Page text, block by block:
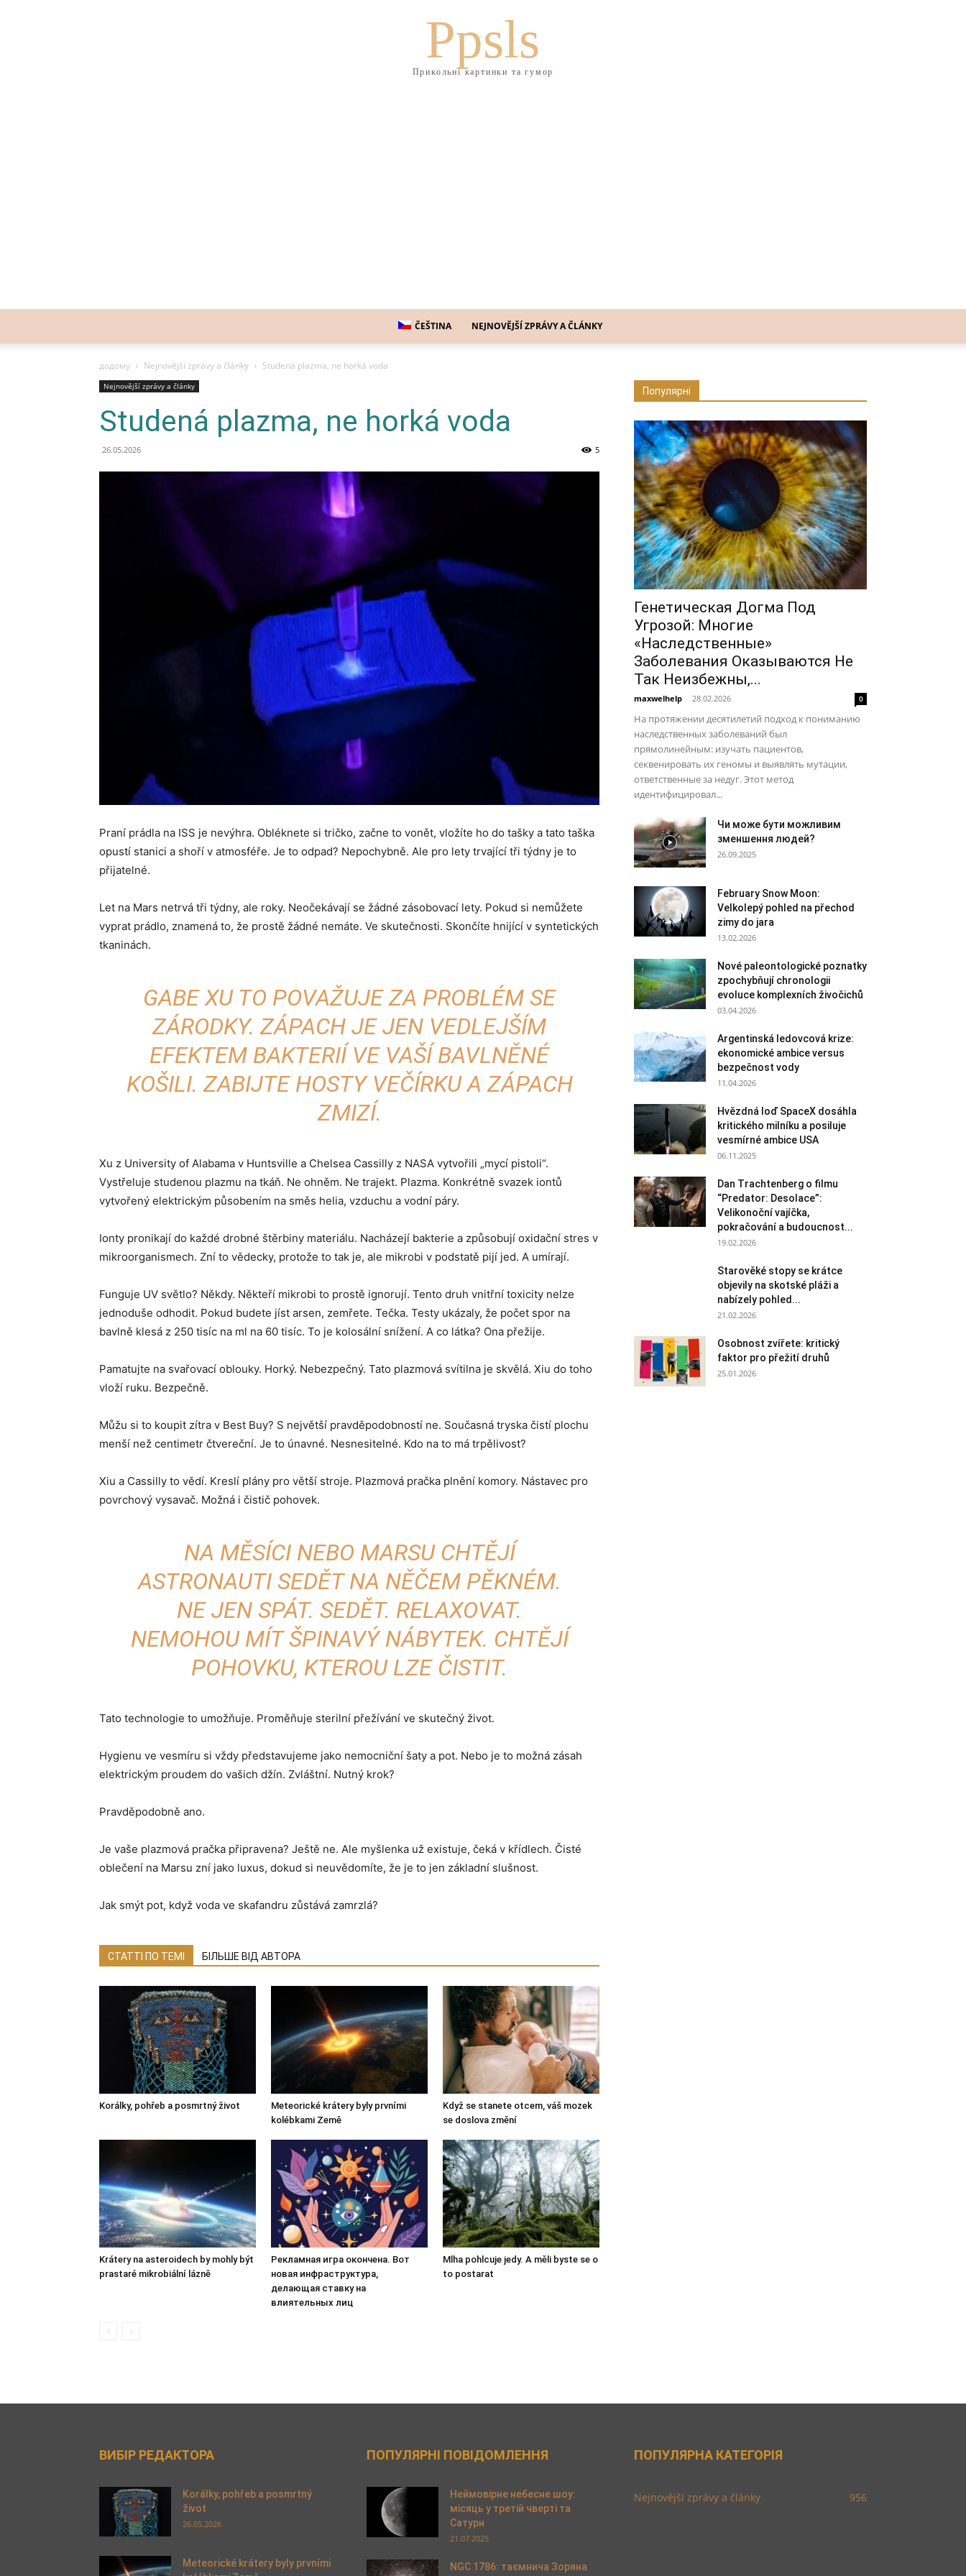
Ppsls
Прикольні картинки та гумор
ČEŠTINA NEJNOVĚJŠÍ ZPRÁVY A ČLÁNKY
додому Nejnovější zprávy a články Studená plazma, ne horká voda
Nejnovější zprávy a články
Studená plazma, ne horká voda
26.05.2026 5
Praní prádla na ISS je nevýhra. Obléknete si tričko, začne to vonět, vložíte ho do tašky a tato taška
opustí stanici a shoří v atmosféře. Je to odpad? Nepochybně. Ale pro lety trvající tři týdny je to
přijatelné.
Let na Mars netrvá tři týdny, ale roky. Neočekávají se žádné zásobovací lety. Pokud si nemůžete
vyprat prádlo, znamená to, že prostě žádné nemáte. Ve skutečnosti. Skončíte hnijící v syntetických
tkaninách.
GABE XU TO POVAŽUJE ZA PROBLÉM SE
ZÁRODKY. ZÁPACH JE JEN VEDLEJŠÍM
EFEKTEM BAKTERIÍ VE VAŠÍ BAVLNĚNÉ
KOŠILI. ZABIJTE HOSTY VEČÍRKU A ZÁPACH
ZMIZÍ.
Xu z University of Alabama v Huntsville a Chelsea Cassilly z NASA vytvořili „mycí pistoli“.
Vystřeluje studenou plazmu na tkáň. Ne ohněm. Ne trajekt. Plazma. Konkrétně svazek iontů
vytvořený elektrickým působením na směs helia, vzduchu a vodní páry.
Ionty pronikají do každé drobné štěrbiny materiálu. Nacházejí bakterie a způsobují oxidační stres v
mikroorganismech. Zní to vědecky, protože to tak je, ale mikrobi v podstatě pijí jed. A umírají.
Funguje UV světlo? Někdy. Někteří mikrobi to prostě ignorují. Tento druh vnitřní toxicity nelze
jednoduše odhodit. Pokud budete jíst arsen, zemřete. Tečka. Testy ukázaly, že počet spor na
bavlně klesá z 250 tisíc na ml na 60 tisíc. To je kolosální snížení. A co látka? Ona přežije.
Pamatujte na svařovací oblouky. Horký. Nebezpečný. Tato plazmová svítilna je skvělá. Xiu do toho
vloží ruku. Bezpečně.
Můžu si to koupit zítra v Best Buy? S největší pravděpodobností ne. Současná tryska čistí plochu
menší než centimetr čtvereční. Je to únavné. Nesnesitelné. Kdo na to má trpělivost?
Xiu a Cassilly to vědí. Kreslí plány pro větší stroje. Plazmová pračka plnění komory. Nástavec pro
povrchový vysavač. Možná i čistič pohovek.
NA MĚSÍCI NEBO MARSU CHTĚJÍ
ASTRONAUTI SEDĚT NA NĚČEM PĚKNÉM.
NE JEN SPÁT. SEDĚT. RELAXOVAT.
NEMOHOU MÍT ŠPINAVÝ NÁBYTEK. CHTĚJÍ
POHOVKU, KTEROU LZE ČISTIT.
Tato technologie to umožňuje. Proměňuje sterilní přežívání ve skutečný život.
Hygienu ve vesmíru si vždy představujeme jako nemocniční šaty a pot. Nebo je to možná zásah
elektrickým proudem do vašich džín. Zvláštní. Nutný krok?
Pravděpodobně ano.
Je vaše plazmová pračka připravena? Ještě ne. Ale myšlenka už existuje, čeká v křídlech. Čisté
oblečení na Marsu zní jako luxus, dokud si neuvědomíte, že je to jen základní slušnost.
Jak smýt pot, když voda ve skafandru zůstává zamrzlá?
СТАТТІ ПО ТЕМІ БІЛЬШЕ ВІД АВТОРА
Korálky, pohřeb a posmrtný život
Meteorické krátery byly prvními
kolébkami Země
Když se stanete otcem, váš mozek
se doslova změní
Krátery na asteroidech by mohly být
prastaré mikrobiální lázně
Рекламная игра окончена. Вот
новая инфраструктура,
делающая ставку на
влиятельных лиц
Mlha pohlcuje jedy. A měli byste se o
to postarat
Популярні
Генетическая Догма Под
Угрозой: Многие
«Наследственные»
Заболевания Оказываются Не
Так Неизбежны,...
maxwelhelp - 28.02.2026 0
На протяжении десятилетий подход к пониманию
наследственных заболеваний был
прямолинейным: изучать пациентов,
секвенировать их геномы и выявлять мутации,
ответственные за недуг. Этот метод
идентифицировал...
Чи може бути можливим
зменшення людей?
26.09.2025
February Snow Moon:
Velkolepý pohled na přechod
zimy do jara
13.02.2026
Nové paleontologické poznatky
zpochybňují chronologii
evoluce komplexních živočichů
03.04.2026
Argentinská ledovcová krize:
ekonomické ambice versus
bezpečnost vody
11.04.2026
Hvězdná loď SpaceX dosáhla
kritického milníku a posiluje
vesmírné ambice USA
06.11.2025
Dan Trachtenberg o filmu
“Predator: Desolace”:
Velikonoční vajíčka,
pokračování a budoucnost...
19.02.2026
Starověké stopy se krátce
objevily na skotské pláži a
nabízely pohled...
21.02.2026
Osobnost zvířete: kritický
faktor pro přežití druhů
25.01.2026
ВИБІР РЕДАКТОРА
Korálky, pohřeb a posmrtný
život
26.05.2026
Meteorické krátery byly prvními
ПОПУЛЯРНІ ПОВІДОМЛЕННЯ
Неймовірне небесне шоу:
місяць у третій чверті та
Сатурн
21.07.2025
NGC 1786: таємнича Зоряна
ПОПУЛЯРНА КАТЕГОРІЯ
Nejnovější zprávy a články 956